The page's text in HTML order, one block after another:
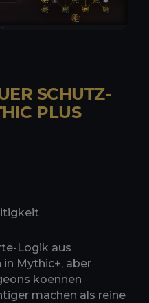
SCHUTZ-
PLUS
Logik aus
Mythic+, aber
koennen
machen als reine